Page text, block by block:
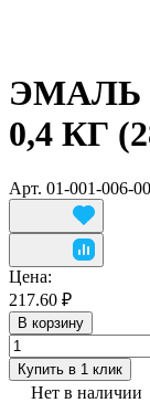
ЭМАЛЬ
0,4 КГ
Арт. 01-001-006-
Цена:
217.60 ₽
В корзину
Купить в 1 клик
Нет в наличии